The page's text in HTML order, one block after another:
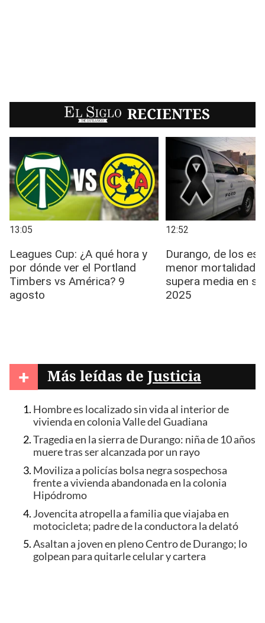
EL SIGLO RECIENTES
+ Más leídas de Justicia
Hombre es localizado sin vida al interior de
vivienda en colonia Valle del Guadiana
Tragedia en la sierra de Durango: niña de 10 años
muere tras ser alcanzada por un rayo
Moviliza a policías bolsa negra sospechosa
frente a vivienda abandonada en la colonia
Hipódromo
Jovencita atropella a familia que viajaba en
motocicleta; padre de la conductora la delató
Asaltan a joven en pleno Centro de Durango; lo
golpean para quitarle celular y cartera